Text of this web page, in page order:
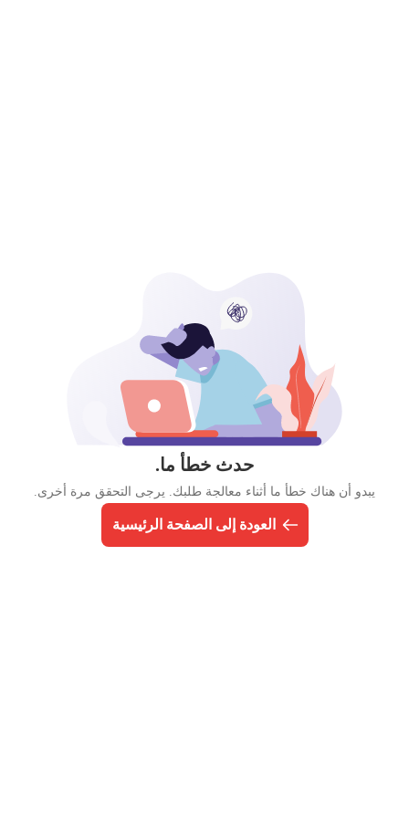
حدث خطأ ما.
يبدو أن هناك خطأ ما أثناء معالجة طلبك. يرجى التحقق مرة أخرى.
العودة إلى الصفحة الرئيسية